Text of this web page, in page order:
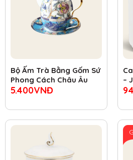
Bộ Ấm Trà Bằng Gốm Sứ
Phong Cách Châu Âu
5.400VNĐ
–
94